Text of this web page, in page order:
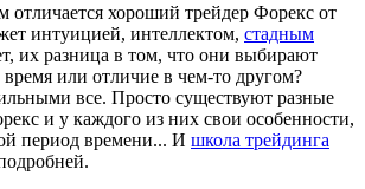
отличается хороший трейдер Форекс от
интуицией, интеллектом, стадным
их разница в том, что они выбирают
или отличие в чем-то другом?
все. Просто существуют разные
и у каждого из них свои особенности,
период времени... И школа трейдинга